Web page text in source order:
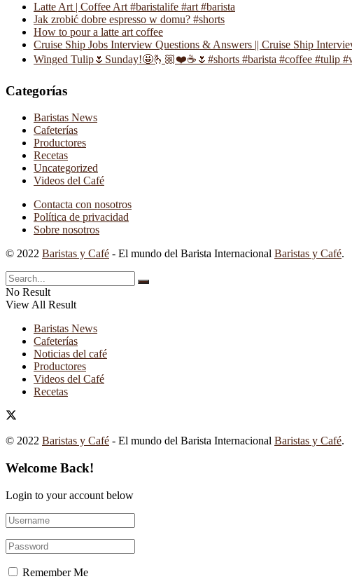
Latte Art | Coffee Art #baristalife #art #barista
Jak zrobić dobre espresso w domu? #shorts
How to pour a latte art coffee
Cruise Ship Jobs Interview Questions & Answers || Cruise Ship
Winged Tulip🌷Sunday!🤩🫰🏼❤️☕️🌷#shorts #barista #coffee #tulip
Categorías
Baristas News
Cafeterías
Productores
Recetas
Uncategorized
Videos del Café
Contacta con nosotros
Política de privacidad
Sobre nosotros
© 2022 Baristas y Café - El mundo del Barista Internacional Baristas y Café.
No Result
View All Result
Baristas News
Cafeterías
Noticias del café
Productores
Videos del Café
Recetas
© 2022 Baristas y Café - El mundo del Barista Internacional Baristas y Café.
Welcome Back!
Login to your account below
Remember Me